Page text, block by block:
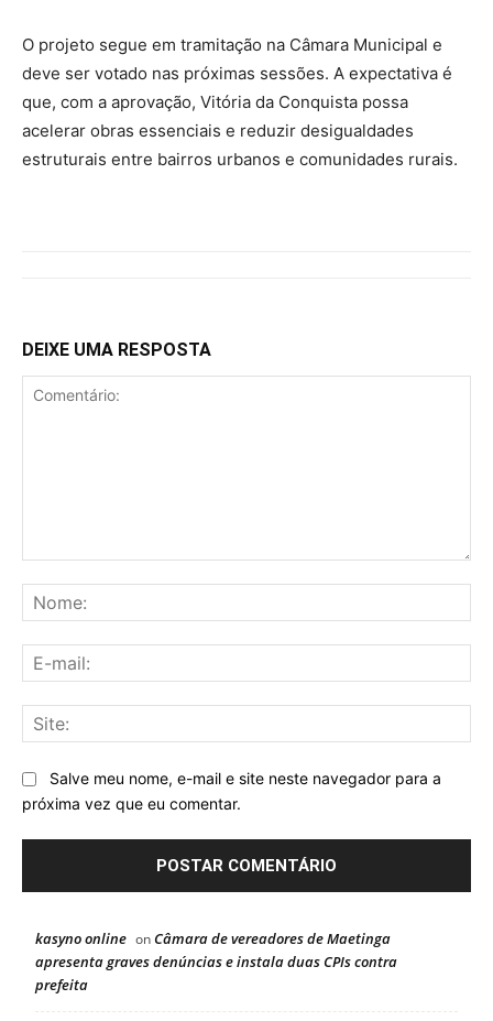
O projeto segue em tramitação na Câmara Municipal e
deve ser votado nas próximas sessões. A expectativa é
que, com a aprovação, Vitória da Conquista possa
acelerar obras essenciais e reduzir desigualdades
estruturais entre bairros urbanos e comunidades rurais.
DEIXE UMA RESPOSTA
Salve meu nome, e-mail e site neste navegador para a
próxima vez que eu comentar.
kasyno online onCâmara de vereadores de Maetinga
apresenta graves denúncias e instala duas CPIs contra
prefeita